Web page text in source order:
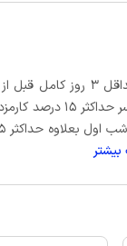
در صورتی که رزرو، حداقل
صورتحساب پس از کسر